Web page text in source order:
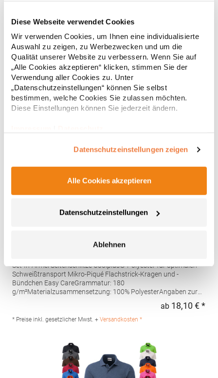
Diese Webseite verwendet Cookies
Wir verwenden Cookies, um Ihnen eine individualisierte
Auswahl zu zeigen, zu Werbezwecken und um die
Qualität unserer Website zu verbessern. Wenn Sie auf
„Alle Cookies akzeptieren“ klicken, stimmen Sie der
Verwendung aller Cookies zu. Unter
„Datenschutzeinstellungen“ können Sie selbst
bestimmen, welche Cookies Sie zulassen möchten.
Diese Einstellungen können Sie jederzeit ändern.
Datenschutzeinstellungen zeigen
Alle Cookies akzeptieren
Datenschutzeinstellungen
Ablehnen
Strapazierfähiges Polohemd aus Mischgewebe Overlock-Nähte
mit Polyfilm für Formstabilität Flachstrick-Kragen und
Ärmelbündchen in Rippstrick Doppelnähte an Schultern
Verstärkte Nähte an stark beanspruchten Stellen Neutrales
Etikett im Kragen für die einfache Veredelung/Personalisierung
Verstärkte Knopfleiste mit drei Knöpfen Aufgesetzte
Brusttasche mit Knopfverschluss Verstärkte Seitenschlitze
Eigenschaften, Atmungsaktivität und Verzugkontrolle Weicher,
auf der linken BrustseiteGrammatur: 200
BaumwolleAngaben zur Produktsicherheit: Herst.-Nr.:
R312XHersteller: Result Clothing Ltd. Narcisova 1 821 01
Bratislava Slowakei E-Mail: sales@resultclothing.com
ab16,05 € *
* Preise inkl. gesetzlicher Mwst. +Versandkosten *
W475 Henbury Herren Coolplus®
Set-In-Ärmel Seitenschlitze Coolplus®-Polyester für optimalen
Schweißtransport Mikro-Piqué Flachstrick-Kragen und -
Bündchen Easy CareGrammatur: 180
g/m²Materialzusammensetzung: 100% PolyesterAngaben zur
Kingsfordweg 151 1043GR Amsterdam Niederlande E-Mail:
marketing@henbury.com
ab 18,10 € *
* Preise inkl. gesetzlicher Mwst. + Versandkosten *